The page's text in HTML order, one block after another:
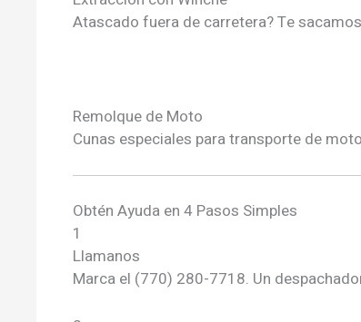
Atascado fuera de carretera? Te
Remolque de Moto
Cunas especiales para transporte de
Obtén Ayuda en 4 Pasos Simples
1
Llamanos
Marca el (770) 280-7718. Un